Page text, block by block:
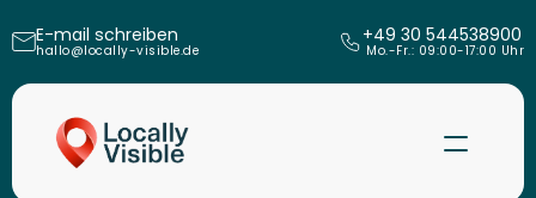
E-mail schreiben
hallo@locally-visible.de
+49 30 544538900
Mo.-Fr.: 09:00-17:00 Uhr